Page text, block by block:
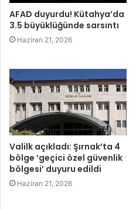
AFAD duyurdu! Kütahya’da
3.5 büyüklüğünde sarsıntı
Haziran 21, 2026
Valilk açıkladı: Şırnak’ta 4
bölge ‘geçici özel güvenlik
bölgesi’ duyuru edildi
Haziran 21, 2026